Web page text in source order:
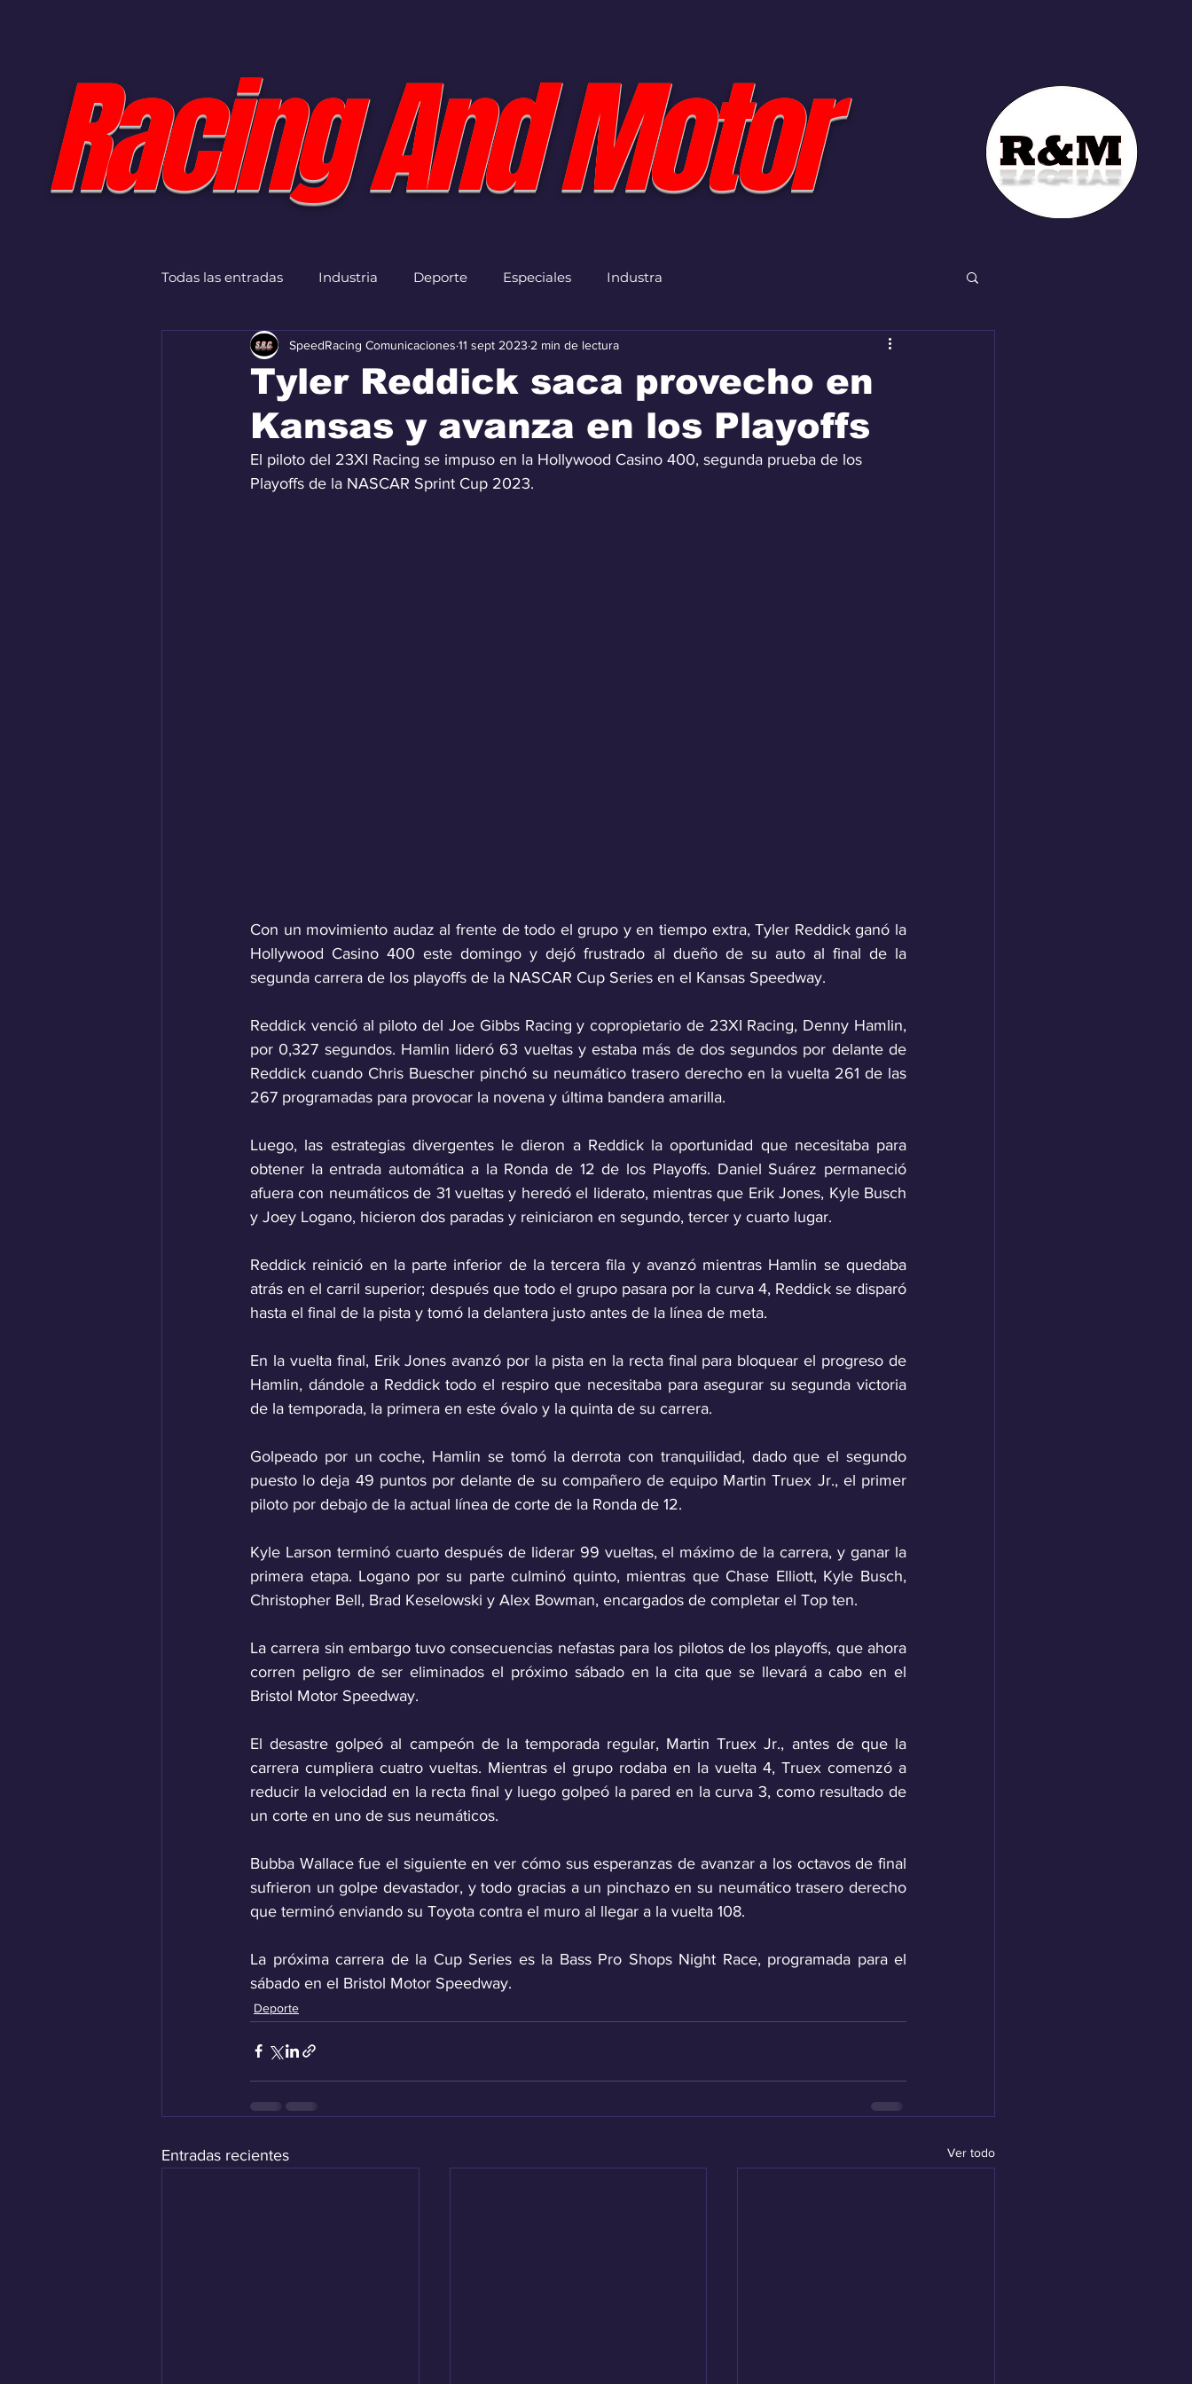
Racing And Motor
Todas las entradas Industria Deporte Especiales Industra
Tyler Reddick saca provecho en
Kansas y avanza en los Playoffs
SpeedRacing Comunicaciones 11 sept 2023 2 min de lectura
El piloto del 23XI Racing se impuso en la Hollywood Casino 400, segunda prueba de los
Playoffs de la NASCAR Sprint Cup 2023.
Con un movimiento audaz al frente de todo el grupo y en tiempo extra, Tyler Reddick ganó la
Hollywood Casino 400 este domingo y dejó frustrado al dueño de su auto al final de la
segunda carrera de los playoffs de la NASCAR Cup Series en el Kansas Speedway.
Reddick venció al piloto del Joe Gibbs Racing y copropietario de 23XI Racing, Denny Hamlin,
por 0,327 segundos. Hamlin lideró 63 vueltas y estaba más de dos segundos por delante de
Reddick cuando Chris Buescher pinchó su neumático trasero derecho en la vuelta 261 de las
267 programadas para provocar la novena y última bandera amarilla.
Luego, las estrategias divergentes le dieron a Reddick la oportunidad que necesitaba para
obtener la entrada automática a la Ronda de 12 de los Playoffs. Daniel Suárez permaneció
afuera con neumáticos de 31 vueltas y heredó el liderato, mientras que Erik Jones, Kyle Busch
y Joey Logano, hicieron dos paradas y reiniciaron en segundo, tercer y cuarto lugar.
Reddick reinició en la parte inferior de la tercera fila y avanzó mientras Hamlin se quedaba
atrás en el carril superior; después que todo el grupo pasara por la curva 4, Reddick se disparó
hasta el final de la pista y tomó la delantera justo antes de la línea de meta.
En la vuelta final, Erik Jones avanzó por la pista en la recta final para bloquear el progreso de
Hamlin, dándole a Reddick todo el respiro que necesitaba para asegurar su segunda victoria
de la temporada, la primera en este óvalo y la quinta de su carrera.
Golpeado por un coche, Hamlin se tomó la derrota con tranquilidad, dado que el segundo
puesto lo deja 49 puntos por delante de su compañero de equipo Martin Truex Jr., el primer
piloto por debajo de la actual línea de corte de la Ronda de 12.
Kyle Larson terminó cuarto después de liderar 99 vueltas, el máximo de la carrera, y ganar la
primera etapa. Logano por su parte culminó quinto, mientras que Chase Elliott, Kyle Busch,
Christopher Bell, Brad Keselowski y Alex Bowman, encargados de completar el Top ten.
La carrera sin embargo tuvo consecuencias nefastas para los pilotos de los playoffs, que ahora
corren peligro de ser eliminados el próximo sábado en la cita que se llevará a cabo en el
Bristol Motor Speedway.
El desastre golpeó al campeón de la temporada regular, Martin Truex Jr., antes de que la
carrera cumpliera cuatro vueltas. Mientras el grupo rodaba en la vuelta 4, Truex comenzó a
reducir la velocidad en la recta final y luego golpeó la pared en la curva 3, como resultado de
un corte en uno de sus neumáticos.
Bubba Wallace fue el siguiente en ver cómo sus esperanzas de avanzar a los octavos de final
sufrieron un golpe devastador, y todo gracias a un pinchazo en su neumático trasero derecho
que terminó enviando su Toyota contra el muro al llegar a la vuelta 108.
La próxima carrera de la Cup Series es la Bass Pro Shops Night Race, programada para el
sábado en el Bristol Motor Speedway.
Deporte
Entradas recientes Ver todo